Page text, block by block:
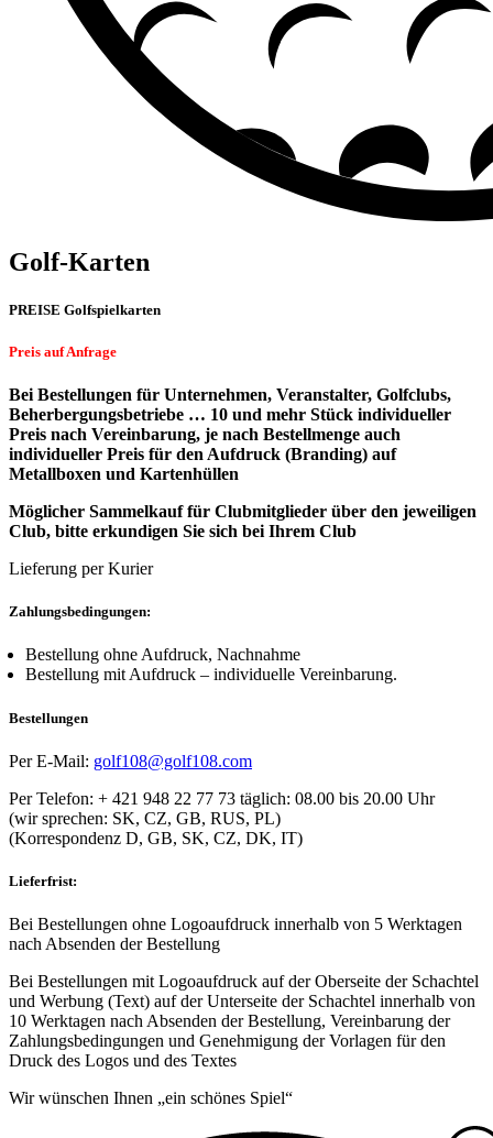
Golf-Karten
PREISE Golfspielkarten
Preis auf Anfrage
Bei Bestellungen für Unternehmen, Veranstalter, Golfclubs,
Beherbergungsbetriebe … 10 und mehr Stück individueller
Preis nach Vereinbarung, je nach Bestellmenge auch
individueller Preis für den Aufdruck (Branding) auf
Metallboxen und Kartenhüllen
Möglicher Sammelkauf für Clubmitglieder über den jeweiligen
Club, bitte erkundigen Sie sich bei Ihrem Club
Lieferung per Kurier
Zahlungsbedingungen:
Bestellung ohne Aufdruck, Nachnahme
Bestellung mit Aufdruck – individuelle Vereinbarung.
Bestellungen
Per E-Mail: golf108@golf108.com
Per Telefon: + 421 948 22 77 73 täglich: 08.00 bis 20.00 Uhr
(wir sprechen: SK, CZ, GB, RUS, PL)
(Korrespondenz D, GB, SK, CZ, DK, IT)
Lieferfrist:
Bei Bestellungen ohne Logoaufdruck innerhalb von 5 Werktagen
nach Absenden der Bestellung
Bei Bestellungen mit Logoaufdruck auf der Oberseite der Schachtel
und Werbung (Text) auf der Unterseite der Schachtel innerhalb von
10 Werktagen nach Absenden der Bestellung, Vereinbarung der
Zahlungsbedingungen und Genehmigung der Vorlagen für den
Druck des Logos und des Textes
Wir wünschen Ihnen „ein schönes Spiel“